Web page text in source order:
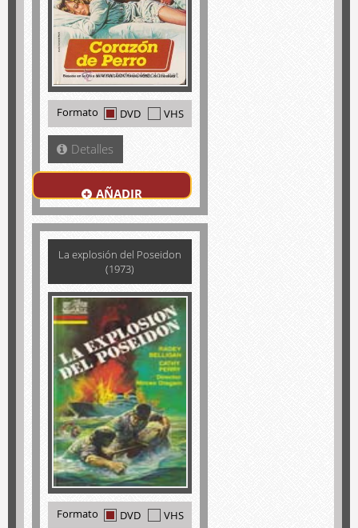
Formato DVD VHS
Detalles
AÑADIR
La explosión del Poseidon
(1973)
Formato DVD VHS